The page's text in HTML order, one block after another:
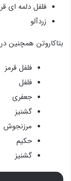
فلفل دلمه ای
زردآلو
بتاکاروتن همچنین
فلفل قرمز
فلفل
جعفری
گشنیز
مرزنجوش
حکیم
گشنیز